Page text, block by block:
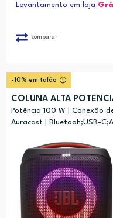
Levantamento em loja
comparar
-10% em talão
COLUNA ALTA
Potência 100 W | Conexão
Auracast | Bluetooh;USB-